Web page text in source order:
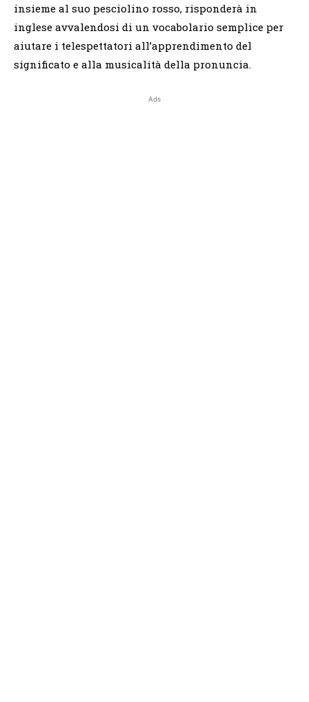
insieme al suo pesciolino rosso, risponderà in
inglese avvalendosi di un vocabolario semplice per
aiutare i telespettatori all’apprendimento del
significato e alla musicalità della pronuncia.
Ads